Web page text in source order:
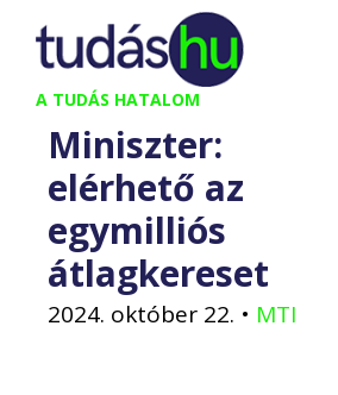
Kilépés
tartalomba
A TUDÁS HATALOM
Miniszter:
elérhető az
egymilliós
átlagkereset
2024. október 22. • MTI